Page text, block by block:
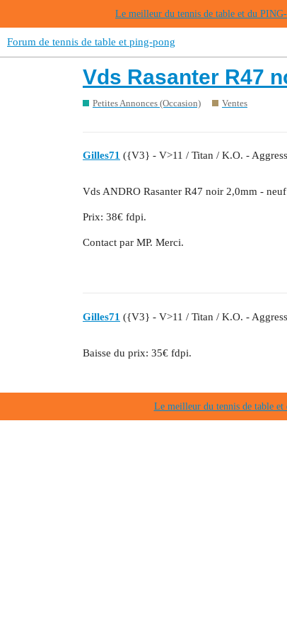
Le meilleur du tennis de table et du
Forum de tennis de table et ping-pong
Vds Rasanter R47
Petites Annonces (Occasion) Ventes
Gilles71 ({V3} - V>11 / Titan / K.O. -
Vds ANDRO Rasanter R47 noir 2,0mm - neuf
Prix: 38€ fdpi.
Contact par MP. Merci.
Gilles71 ({V3} - V>11 / Titan / K.O. -
Baisse du prix: 35€ fdpi.
Le meilleur du tennis de table